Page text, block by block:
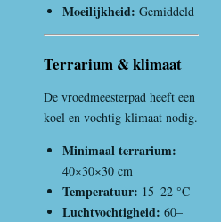
Moeilijkheid: Gemiddeld
Terrarium & klimaat
De vroedmeesterpad heeft een
koel en vochtig klimaat nodig.
Minimaal terrarium:
40×30×30 cm
Temperatuur: 15–22 °C
Luchtvochtigheid: 60–